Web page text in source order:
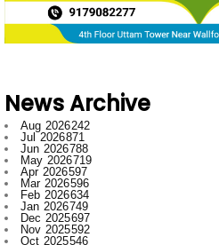
News Archive
Jun 2026
788
May 2026719
Apr 2026597
Mar 2026596
Feb 2026634
Jan 2026749
Dec 2025697
Nov 2025592
Oct 2025546
Sept 2025662
Aug 2025669
Jul 2025776
Jun 2025958